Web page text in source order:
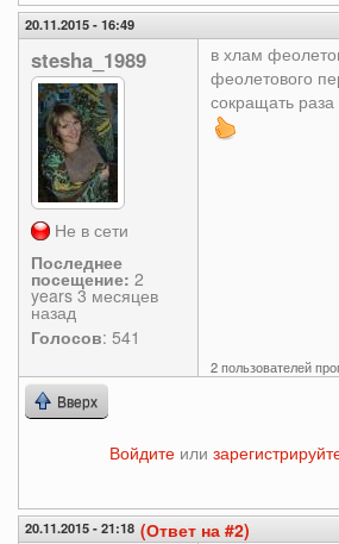
20.11.2015 - 16:49
stesha_1989
Не в сети
Последнее
посещение: 2
years 3 месяцев
назад
Голосов: 541
в хлам
феолетового
сокращать
2 пользователей
Вверх
Войдите или
20.11.2015 - 21:18 (Ответ на #2)